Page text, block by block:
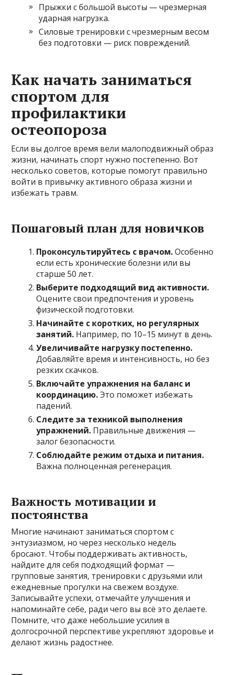
Прыжки с большой высоты — чрезмерная
ударная нагрузка.
Силовые тренировки с чрезмерным весом
без подготовки — риск повреждений.
Как начать заниматься
спортом для
профилактики
остеопороза
Если вы долгое время вели малоподвижный образ
жизни, начинать спорт нужно постепенно. Вот
несколько советов, которые помогут правильно
войти в привычку активного образа жизни и
избежать травм.
Пошаговый план для новичков
Проконсультируйтесь с врачом.Особенно
если есть хронические болезни или вы
старше 50 лет.
Выберите подходящий вид активности.
Оцените свои предпочтения и уровень
физической подготовки.
Начинайте с коротких, но регулярных
занятий. Например, по 10–15 минут в день.
Увеличивайте нагрузку постепенно.
Добавляйте время и интенсивность, но без
резких скачков.
Включайте упражнения на баланс и
координацию.Это поможет избежать
падений.
Следите за техникой выполнения
упражнений. Правильные движения —
залог безопасности.
Соблюдайте режим отдыха и питания.
Важна полноценная регенерация.
Важность мотивации и
постоянства
Многие начинают заниматься спортом с
энтузиазмом, но через несколько недель
бросают. Чтобы поддерживать активность,
найдите для себя подходящий формат —
групповые занятия, тренировки с друзьями или
ежедневные прогулки на свежем воздухе.
Записывайте успехи, отмечайте улучшения и
напоминайте себе, ради чего вы всё это делаете.
Помните, что даже небольшие усилия в
долгосрочной перспективе укрепляют здоровье и
делают жизнь радостнее.